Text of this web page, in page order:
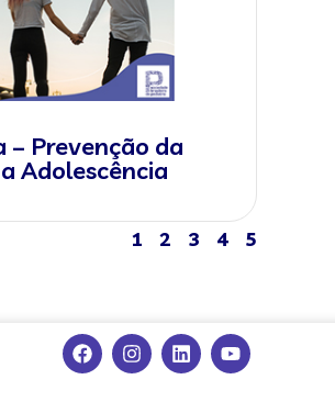
– Prevenção da
Adolescência
1 2 3 4 5